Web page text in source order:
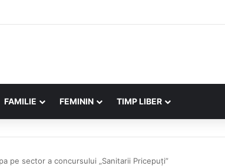
FAMILIE FEMININ TIMP LIBER
pe sector a concursului „Sanitarii Pricepuți”